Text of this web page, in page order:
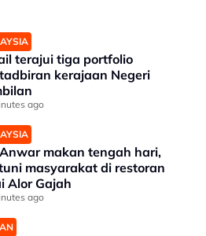
terajui tiga portfolio
kerajaan Negeri
ago
makan tengah hari,
masyarakat di restoran
Alor Gajah
ago